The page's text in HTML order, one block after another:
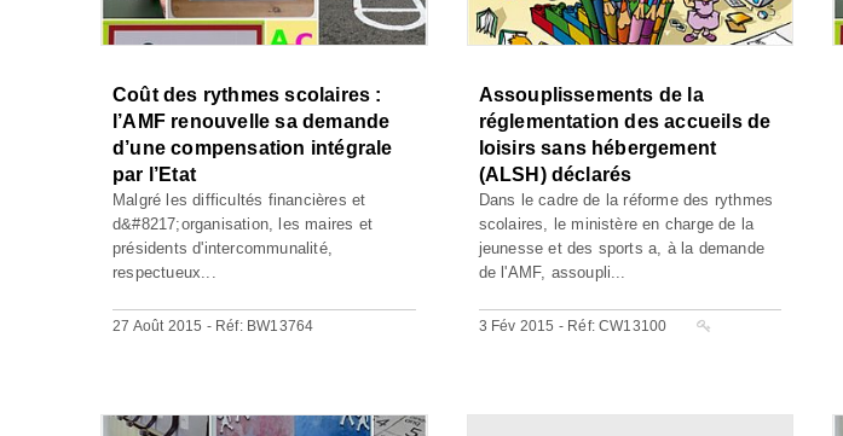
Coût des rythmes scolaires :
l’AMF renouvelle sa demande
d’une compensation intégrale
par l’Etat
Malgré les difficultés financières et
d&#8217;organisation, les maires et
présidents d'intercommunalité,
respectueux...
27 Août 2015 - Réf: BW13764
Assouplissements de la
réglementation des accueils de
loisirs sans hébergement
(ALSH) déclarés
Dans le cadre de la réforme des rythmes
scolaires, le ministère en charge de la
jeunesse et des sports a, à la demande
de l'AMF, assoupli...
3 Fév 2015 - Réf: CW13100